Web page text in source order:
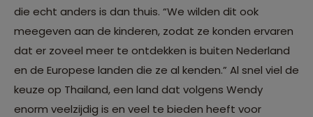
die echt anders is dan thuis. “We wilden dit ook
meegeven aan de kinderen, zodat ze konden ervaren
dat er zoveel meer te ontdekken is buiten Nederland
en de Europese landen die ze al kenden.” Al snel viel de
keuze op Thailand, een land dat volgens Wendy
enorm veelzijdig is en veel te bieden heeft voor